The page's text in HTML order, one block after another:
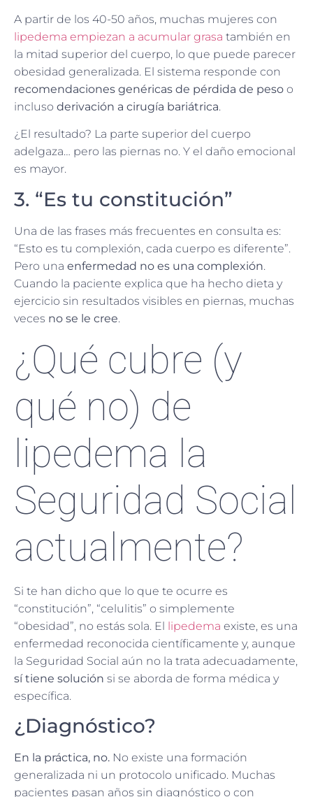
A partir de los 40-50 años, muchas mujeres con
lipedema empiezan a acumular grasa también en
la mitad superior del cuerpo, lo que puede parecer
obesidad generalizada. El sistema responde con
recomendaciones genéricas de pérdida de peso o
incluso derivación a cirugía bariátrica.
¿El resultado? La parte superior del cuerpo
adelgaza… pero las piernas no. Y el daño emocional
es mayor.
3. “Es tu constitución”
Una de las frases más frecuentes en consulta es:
“Esto es tu complexión, cada cuerpo es diferente”.
Pero una enfermedad no es una complexión.
Cuando la paciente explica que ha hecho dieta y
ejercicio sin resultados visibles en piernas, muchas
veces no se le cree.
¿Qué cubre (y
qué no) de
lipedema la
Seguridad Social
actualmente?
Si te han dicho que lo que te ocurre es
“constitución”, “celulitis” o simplemente
“obesidad”, no estás sola. El lipedema existe, es una
enfermedad reconocida científicamente y, aunque
la Seguridad Social aún no la trata adecuadamente,
sí tiene solución si se aborda de forma médica y
específica.
¿Diagnóstico?
En la práctica, no. No existe una formación
generalizada ni un protocolo unificado. Muchas
pacientes pasan años sin diagnóstico o con